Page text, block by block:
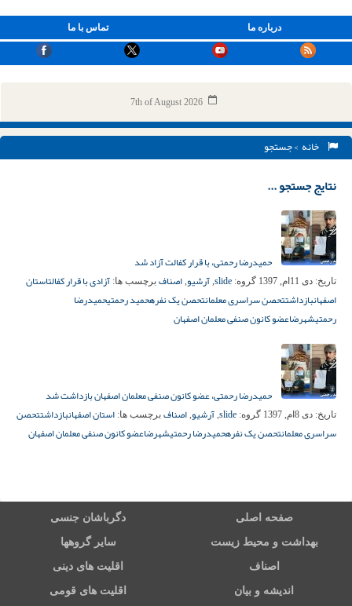
تماس با ما درباره ما
7th of August 2026
خانه > جستجو
نتایج جستجو ...
حمیدرضا رحمتی، با قرار کفالت آزاد شد
تاریخ: دی 11ام, 1397 گروه: slide
, آرشیو, اصناف برچسب ها: آزادی با قرار کفالتاستان
اصفهانبازداشتتحصن سراسری معلمانتحصن یک نفرهحمید رحمتیحمیدرضا
رحمتیشهرضاعضو کانون صنفی معلمان اصفهان
حمیدرضا رحمتی، عضو کانون صنفی معلمان اصفهان بازداشت شد
تاریخ: دی 8ام, 1397 گروه: slide
, آرشیو, اصناف برچسب ها: استان اصفهانبازداشتتحصن
سراسری معلمانتحصن یک نفرهحمیدرضا رحمتیشهرضاعضو کانون صنفی معلمان اصفهان
صفحه اصلی دگرباشان جنسی
بهداشت و محیط زیست سایر گروهها
اصناف اقلیت های دینی
اندیشه و بیان اقلیت های قومی